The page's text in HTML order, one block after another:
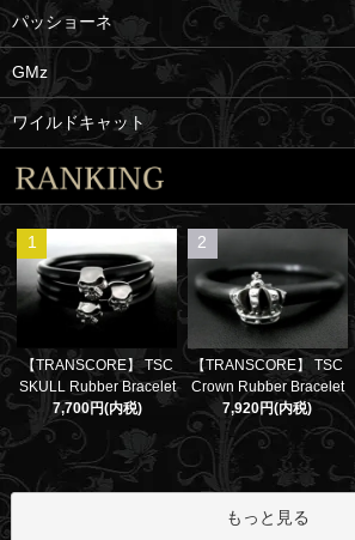
パッショーネ
GMz
ワイルドキャット
1
【TRANSCORE】 TSC
SKULL Rubber Bracelet
7,700円(内税)
2
【TRANSCORE】 TSC
Crown Rubber Bracelet
7,920円(内税)
もっと見る